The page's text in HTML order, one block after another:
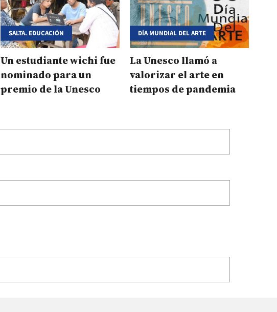
SALTA. EDUCACIÓN
Un estudiante wichi fue
nominado para un
premio de la Unesco
DÍA MUNDIAL DEL ARTE
La Unesco llamó a
valorizar el arte en
tiempos de pandemia